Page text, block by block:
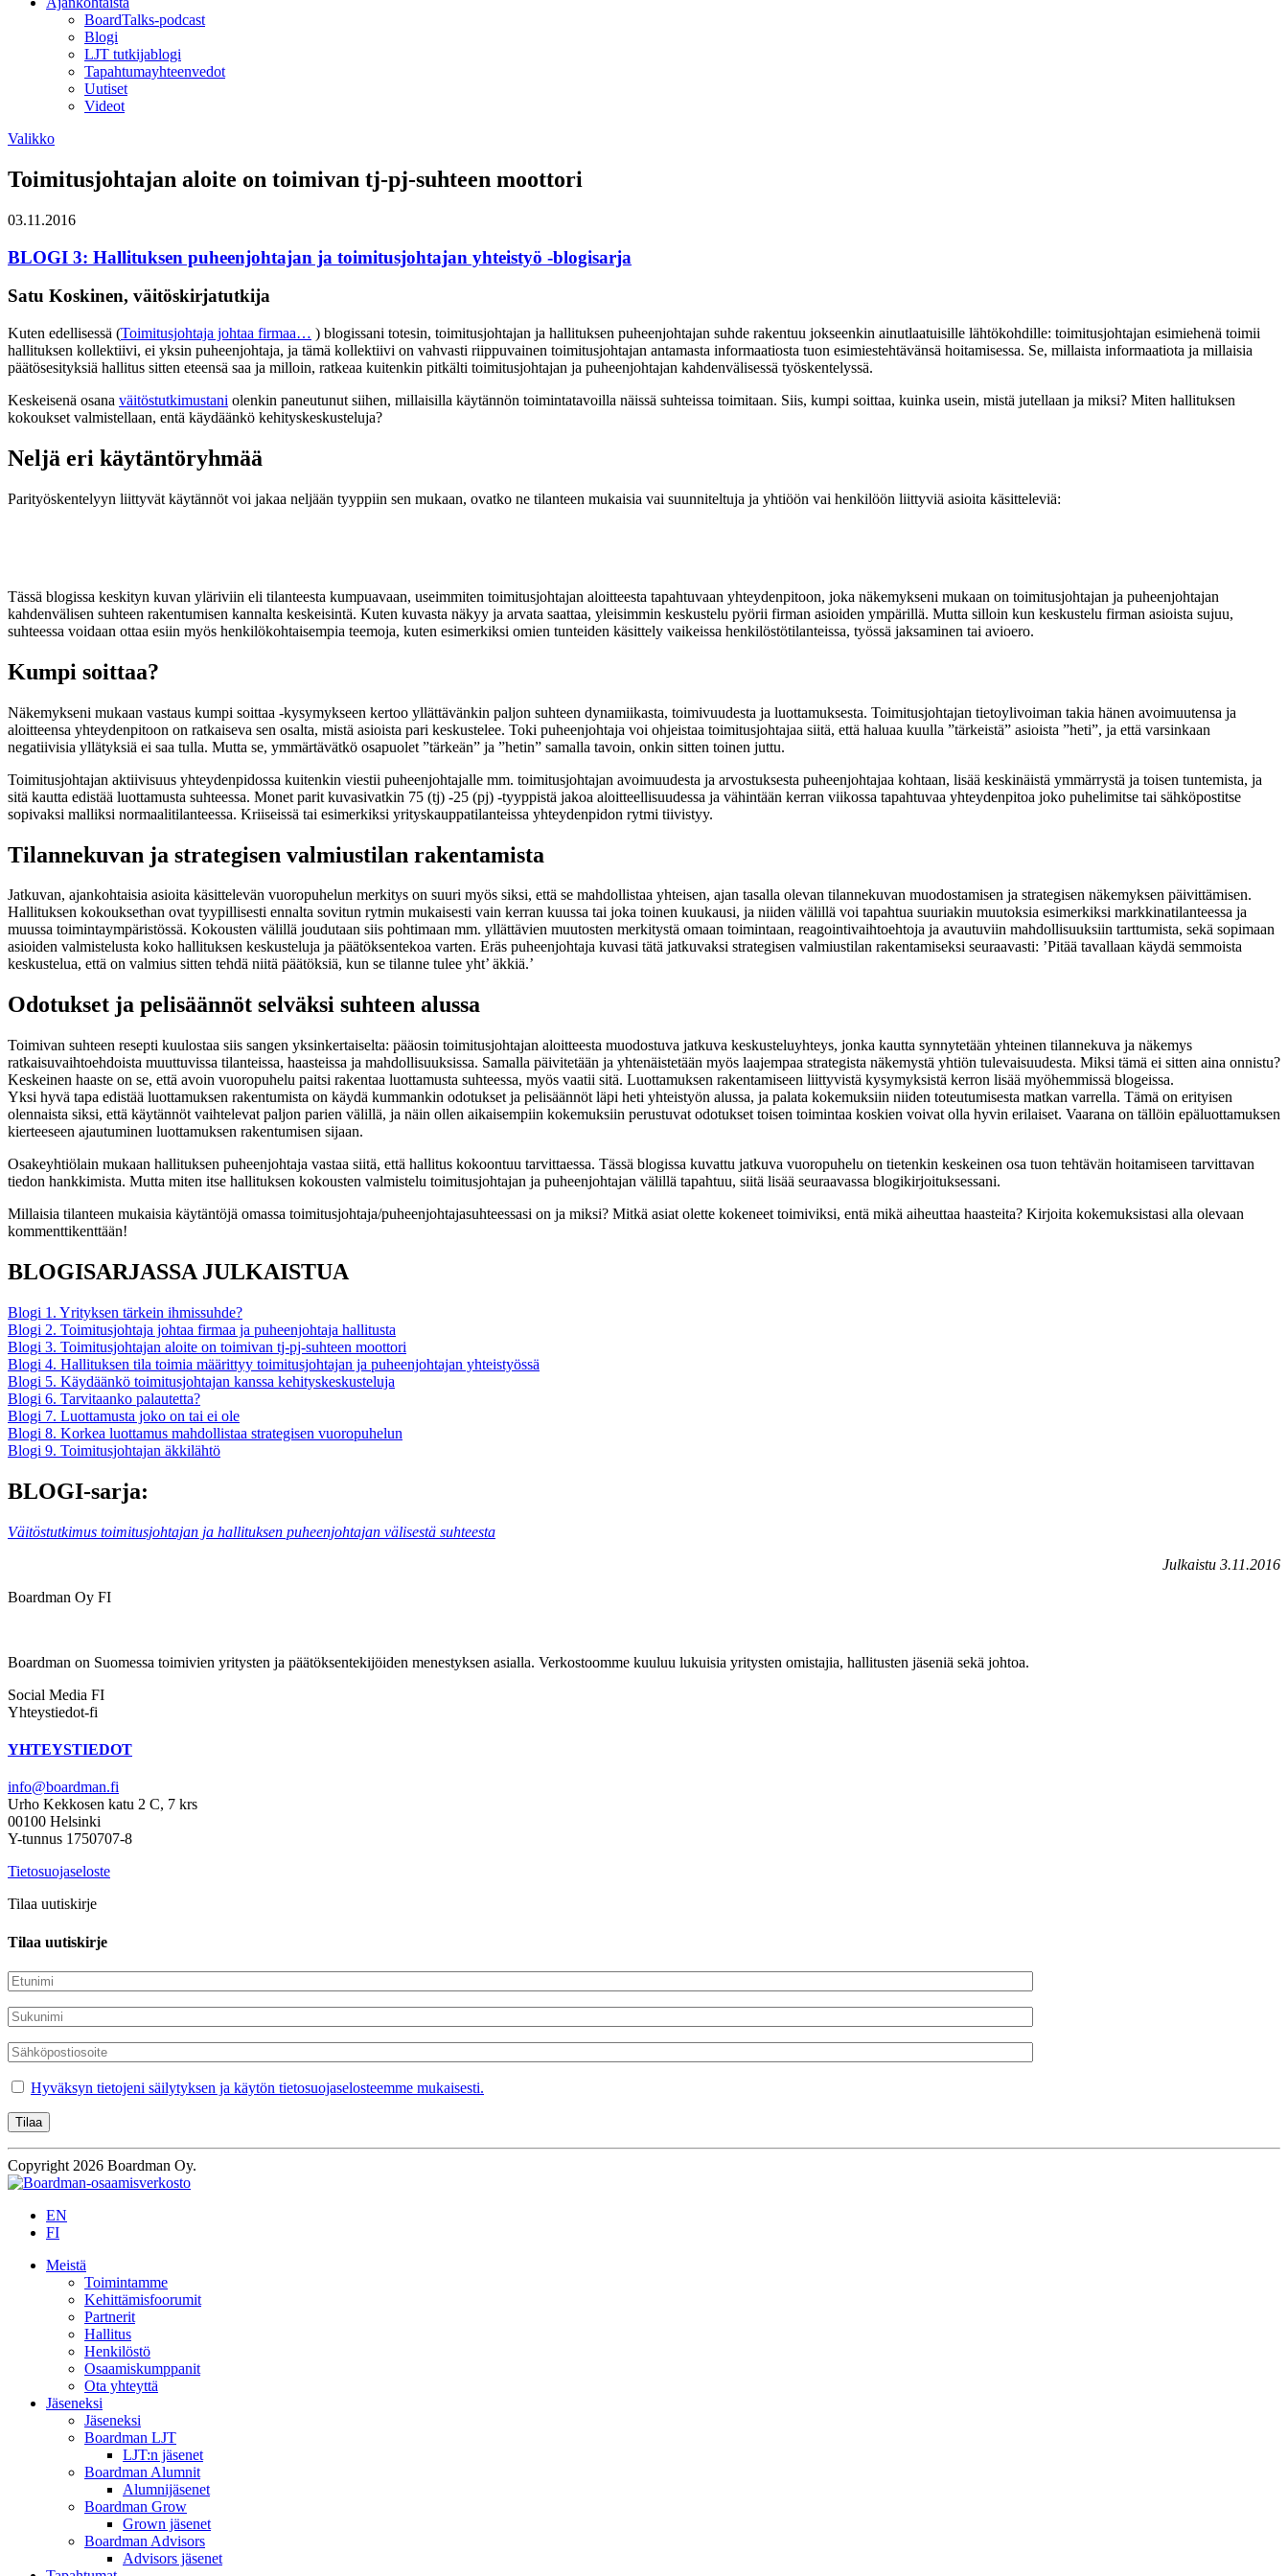
BoardTalks-podcast
Blogi
LJT tutkijablogi
Tapahtumayhteenvedot
Uutiset
Videot
Valikko
Toimitusjohtajan aloite on toimivan tj-pj-suhteen moottori
03.11.2016
BLOGI 3: Hallituksen puheenjohtajan ja toimitusjohtajan yhteistyö -blogisarja
Satu Koskinen, väitöskirjatutkija
Kuten edellisessä (Toimitusjohtaja johtaa firmaa… ) blogissani totesin, toimitusjohtajan ja hallituksen puheenjohtajan suhde rakentuu jokseenkin ainutlaatuisille lähtökohdille: toimitusjohtajan esimiehenä toimii
hallituksen kollektiivi, ei yksin puheenjohtaja, ja tämä kollektiivi on vahvasti riippuvainen toimitusjohtajan antamasta informaatiosta tuon esimiestehtävänsä hoitamisessa. Se, millaista informaatiota ja millaisia
päätösesityksiä hallitus sitten eteensä saa ja milloin, ratkeaa kuitenkin pitkälti toimitusjohtajan ja puheenjohtajan kahdenvälisessä työskentelyssä.
Keskeisenä osana väitöstutkimustani olenkin paneutunut siihen, millaisilla käytännön toimintatavoilla näissä suhteissa toimitaan. Siis, kumpi soittaa, kuinka usein, mistä jutellaan ja miksi? Miten hallituksen
kokoukset valmistellaan, entä käydäänkö kehityskeskusteluja?
Neljä eri käytäntöryhmää
Parityöskentelyyn liittyvät käytännöt voi jakaa neljään tyyppiin sen mukaan, ovatko ne tilanteen mukaisia vai suunniteltuja ja yhtiöön vai henkilöön liittyviä asioita käsitteleviä:
Tässä blogissa keskityn kuvan yläriviin eli tilanteesta kumpuavaan, useimmiten toimitusjohtajan aloitteesta tapahtuvaan yhteydenpitoon, joka näkemykseni mukaan on toimitusjohtajan ja puheenjohtajan
kahdenvälisen suhteen rakentumisen kannalta keskeisintä. Kuten kuvasta näkyy ja arvata saattaa, yleisimmin keskustelu pyörii firman asioiden ympärillä. Mutta silloin kun keskustelu firman asioista sujuu,
suhteessa voidaan ottaa esiin myös henkilökohtaisempia teemoja, kuten esimerkiksi omien tunteiden käsittely vaikeissa henkilöstötilanteissa, työssä jaksaminen tai avioero.
Kumpi soittaa?
Näkemykseni mukaan vastaus kumpi soittaa -kysymykseen kertoo yllättävänkin paljon suhteen dynamiikasta, toimivuudesta ja luottamuksesta. Toimitusjohtajan tietoylivoiman takia hänen avoimuutensa ja
aloitteensa yhteydenpitoon on ratkaiseva sen osalta, mistä asioista pari keskustelee. Toki puheenjohtaja voi ohjeistaa toimitusjohtajaa siitä, että haluaa kuulla ”tärkeistä” asioista ”heti”, ja että varsinkaan
negatiivisia yllätyksiä ei saa tulla. Mutta se, ymmärtävätkö osapuolet ”tärkeän” ja ”hetin” samalla tavoin, onkin sitten toinen juttu.
Toimitusjohtajan aktiivisuus yhteydenpidossa kuitenkin viestii puheenjohtajalle mm. toimitusjohtajan avoimuudesta ja arvostuksesta puheenjohtajaa kohtaan, lisää keskinäistä ymmärrystä ja toisen tuntemista, ja
sitä kautta edistää luottamusta suhteessa. Monet parit kuvasivatkin 75 (tj) -25 (pj) -tyyppistä jakoa aloitteellisuudessa ja vähintään kerran viikossa tapahtuvaa yhteydenpitoa joko puhelimitse tai sähköpostitse
sopivaksi malliksi normaalitilanteessa. Kriiseissä tai esimerkiksi yrityskauppatilanteissa yhteydenpidon rytmi tiivistyy.
Tilannekuvan ja strategisen valmiustilan rakentamista
Jatkuvan, ajankohtaisia asioita käsittelevän vuoropuhelun merkitys on suuri myös siksi, että se mahdollistaa yhteisen, ajan tasalla olevan tilannekuvan muodostamisen ja strategisen näkemyksen päivittämisen.
Hallituksen kokouksethan ovat tyypillisesti ennalta sovitun rytmin mukaisesti vain kerran kuussa tai joka toinen kuukausi, ja niiden välillä voi tapahtua suuriakin muutoksia esimerkiksi markkinatilanteessa ja
muussa toimintaympäristössä. Kokousten välillä joudutaan siis pohtimaan mm. yllättävien muutosten merkitystä omaan toimintaan, reagointivaihtoehtoja ja avautuviin mahdollisuuksiin tarttumista, sekä sopimaan
asioiden valmistelusta koko hallituksen keskusteluja ja päätöksentekoa varten. Eräs puheenjohtaja kuvasi tätä jatkuvaksi strategisen valmiustilan rakentamiseksi seuraavasti: ’Pitää tavallaan käydä semmoista
keskustelua, että on valmius sitten tehdä niitä päätöksiä, kun se tilanne tulee yht’ äkkiä.’
Odotukset ja pelisäännöt selväksi suhteen alussa
Toimivan suhteen resepti kuulostaa siis sangen yksinkertaiselta: pääosin toimitusjohtajan aloitteesta muodostuva jatkuva keskusteluyhteys, jonka kautta synnytetään yhteinen tilannekuva ja näkemys
ratkaisuvaihtoehdoista muuttuvissa tilanteissa, haasteissa ja mahdollisuuksissa. Samalla päivitetään ja yhtenäistetään myös laajempaa strategista näkemystä yhtiön tulevaisuudesta. Miksi tämä ei sitten aina onnistu?
Keskeinen haaste on se, että avoin vuoropuhelu paitsi rakentaa luottamusta suhteessa, myös vaatii sitä. Luottamuksen rakentamiseen liittyvistä kysymyksistä kerron lisää myöhemmissä blogeissa.
Yksi hyvä tapa edistää luottamuksen rakentumista on käydä kummankin odotukset ja pelisäännöt läpi heti yhteistyön alussa, ja palata kokemuksiin niiden toteutumisesta matkan varrella. Tämä on erityisen
olennaista siksi, että käytännöt vaihtelevat paljon parien välillä, ja näin ollen aikaisempiin kokemuksiin perustuvat odotukset toisen toimintaa koskien voivat olla hyvin erilaiset. Vaarana on tällöin epäluottamuksen
kierteeseen ajautuminen luottamuksen rakentumisen sijaan.
Osakeyhtiölain mukaan hallituksen puheenjohtaja vastaa siitä, että hallitus kokoontuu tarvittaessa. Tässä blogissa kuvattu jatkuva vuoropuhelu on tietenkin keskeinen osa tuon tehtävän hoitamiseen tarvittavan
tiedon hankkimista. Mutta miten itse hallituksen kokousten valmistelu toimitusjohtajan ja puheenjohtajan välillä tapahtuu, siitä lisää seuraavassa blogikirjoituksessani.
Millaisia tilanteen mukaisia käytäntöjä omassa toimitusjohtaja/puheenjohtajasuhteessasi on ja miksi? Mitkä asiat olette kokeneet toimiviksi, entä mikä aiheuttaa haasteita? Kirjoita kokemuksistasi alla olevaan
kommenttikenttään!
BLOGISARJASSA JULKAISTUA
Blogi 1. Yrityksen tärkein ihmissuhde?
Blogi 2. Toimitusjohtaja johtaa firmaa ja puheenjohtaja hallitusta
Blogi 3. Toimitusjohtajan aloite on toimivan tj-pj-suhteen moottori
Blogi 4. Hallituksen tila toimia määrittyy toimitusjohtajan ja puheenjohtajan yhteistyössä
Blogi 5. Käydäänkö toimitusjohtajan kanssa kehityskeskusteluja
Blogi 6. Tarvitaanko palautetta?
Blogi 7. Luottamusta joko on tai ei ole
Blogi 8. Korkea luottamus mahdollistaa strategisen vuoropuhelun
Blogi 9. Toimitusjohtajan äkkilähtö
BLOGI-sarja:
Väitöstutkimus toimitusjohtajan ja hallituksen puheenjohtajan välisestä suhteesta
Julkaistu 3.11.2016
Boardman Oy FI
Boardman on Suomessa toimivien yritysten ja päätöksentekijöiden menestyksen asialla. Verkostoomme kuuluu lukuisia yritysten omistajia, hallitusten jäseniä sekä johtoa.
Social Media FI
Yhteystiedot-fi
YHTEYSTIEDOT
info@boardman.fi
Urho Kekkosen katu 2 C, 7 krs
00100 Helsinki
Y-tunnus 1750707-8
Tietosuojaseloste
Tilaa uutiskirje
Tilaa uutiskirje
Hyväksyn tietojeni säilytyksen ja käytön tietosuojaselosteemme mukaisesti.
Copyright 2026 Boardman Oy.
EN
FI
Meistä
Toimintamme
Kehittämisfoorumit
Partnerit
Hallitus
Henkilöstö
Osaamiskumppanit
Ota yhteyttä
Jäseneksi
Jäseneksi
Boardman LJT
LJT:n jäsenet
Boardman Alumnit
Alumnijäsenet
Boardman Grow
Grown jäsenet
Boardman Advisors
Advisors jäsenet